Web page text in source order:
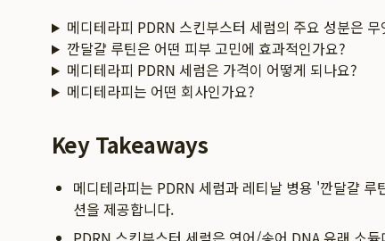
메디테라피 PDRN 스킨부스터 세럼의 주요 성분은 무
깐달걀 루틴은 어떤 피부 고민에 효과적인가요?
메디테라피 PDRN 세럼은 가격이 어떻게 되나요?
메디테라피는 어떤 회사인가요?
Key Takeaways
메디테라피는 PDRN 세럼과 레티날 병용 '깐달걀
션을 제공합니다.